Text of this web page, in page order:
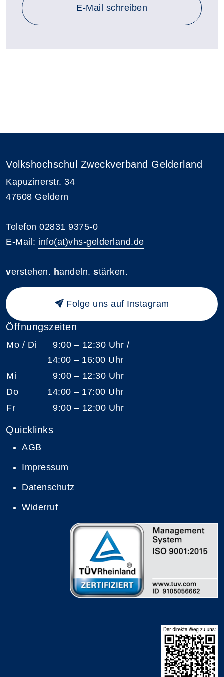
E-Mail schreiben
Volkshochschul Zweckverband Gelderland
Kapuzinerstr. 34
47608 Geldern
Telefon 02831 9375-0
E-Mail: info(at)vhs-gelderland.de
verstehen. handeln. stärken.
Folge uns auf Instagram
Öffnungszeiten
Mo / Di
9:00 – 12:30 Uhr /
14:00 – 16:00 Uhr
Mi
9:00 – 12:30 Uhr
Do
14:00 – 17:00 Uhr
Fr
9:00 – 12:00 Uhr
Quicklinks
AGB
Impressum
Datenschutz
Widerruf